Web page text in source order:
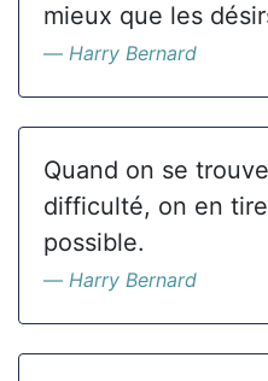
mieux que les
Harry Bernard
Quand on se
difficulté, on en
possible.
Harry Bernard